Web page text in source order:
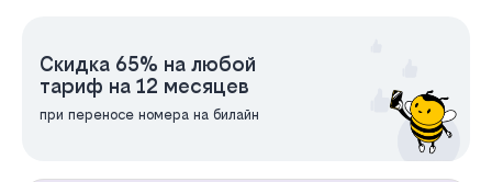
Скидка 65% на любой
тариф на 12 месяцев
при переносе номера на билайн